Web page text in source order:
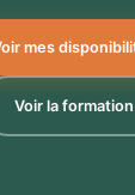
mes
Voir la formation